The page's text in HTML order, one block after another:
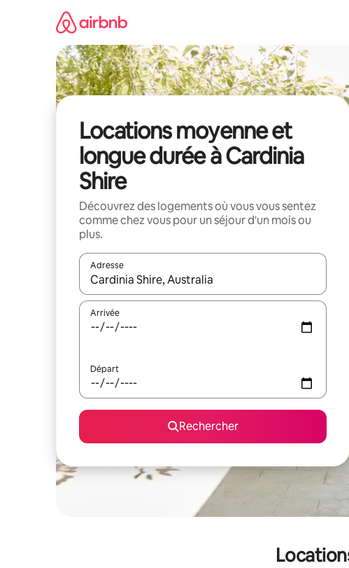
Locations moyenne et
longue durée à Cardinia
Shire
Découvrez des logements où vous vous sentez
comme chez vous pour un séjour d'un mois ou
plus.
Adresse
Lorsque les résultats s'affichent, utilisez les flèches vers
Arrivée
Départ
Rechercher